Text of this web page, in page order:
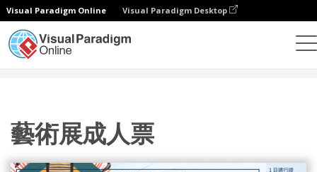
Visual Paradigm Online Visual Paradigm Desktop
藝術展成人票